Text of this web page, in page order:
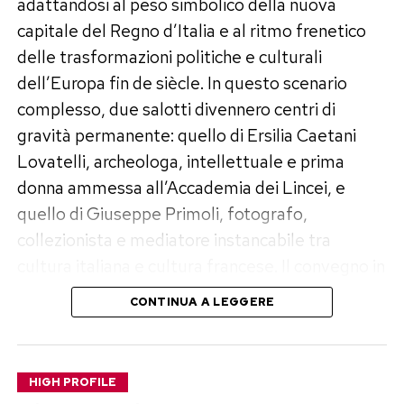
Ventisei etnie, una sola comunità
La giornata ha coinvolto tutte le 26 etnie che
compongono la grande famiglia di Grande
Impero, trasformandosi in un momento
autentico di condivisione e scambio culturale.
Giochi per i più piccoli, la presenza di Babbo
Natale e attività pensate per tutti hanno reso
l’evento un’occasione di festa vera, capace di
parlare ai bambini ma anche agli adulti.
sul valore dei legami che uniscono l’azienda alle
comunità locali e sull’importanza di una
solidarietà che va oltre le parole.
Responsabilità sociale come identità
capitale del Regno d’Italia e al ritmo frenetico
delle trasformazioni politiche e culturali
dell’Europa fin de siècle. In questo scenario
complesso, due salotti divennero centri di
gravità permanente: quello di Ersilia Caetani
Lovatelli, archeologa, intellettuale e prima
donna ammessa all’Accademia dei Lincei, e
quello di Giuseppe Primoli, fotografo,
collezionista e mediatore instancabile tra
programma dal 2 al 4 dicembre 2025 vuole
ricostruire questo universo, restituendo
un’immagine viva e concreta di un’epoca che
continua a esercitare un fascino duraturo.
CONTINUA A LEGGERE
HIGH PROFILE